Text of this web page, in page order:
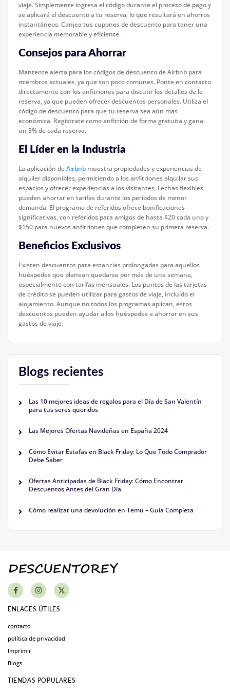
viaje. Simplemente ingresa el código durante el proceso de pago y
se aplicará el descuento a tu reserva, lo que resultará en ahorros
instantáneos. Canjea tus cupones de descuento para tener una
experiencia memorable y eficiente.
Consejos para Ahorrar
Mantente alerta para los códigos de descuento de Airbnb para
miembros actuales, ya que son poco comunes. Ponte en contacto
directamente con los anfitriones para discutir los detalles de la
reserva, ya que pueden ofrecer descuentos personales. Utiliza el
código de descuento para que tu reserva sea aún más
económica. Regístrate como anfitrión de forma gratuita y gana
un 3% de cada reserva.
El Líder en la Industria
La aplicación deAirbnb muestra propiedades y experiencias de
alquiler disponibles, permitiendo a los anfitriones alquilar sus
espacios y ofrecer experiencias a los visitantes. Fechas flexibles
pueden ahorrar en tarifas durante los períodos de menor
demanda. El programa de referidos ofrece bonificaciones
significativas, con referidos para amigos de hasta $20 cada uno y
$150 para nuevos anfitriones que completen su primera reserva.
Beneficios Exclusivos
Existen descuentos para estancias prolongadas para aquellos
huéspedes que planean quedarse por más de una semana,
especialmente con tarifas mensuales. Los puntos de las tarjetas
de crédito se pueden utilizar para gastos de viaje, incluido el
alojamiento. Aunque no todos los programas aplican, estos
descuentos pueden ayudar a los huéspedes a ahorrar en sus
gastos de viaje.
Blogs recientes
Las 10 mejores ideas de regalos para el Día de San Valentín
para tus seres queridos
Las Mejores Ofertas Navideñas en España 2024
Cómo Evitar Estafas en Black Friday: Lo Que Todo Comprador
Debe Saber
Ofertas Anticipadas de Black Friday: Cómo Encontrar
Descuentos Antes del Gran Día
Cómo realizar una devolución en Temu – Guía Completa
ENLACES ÚTILES
contacto
política de privacidad
Imprimir
Blogs
TIENDAS POPULARES